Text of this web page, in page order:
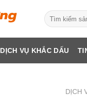
Tìm
kiếm:
DỊCH VỤ KHẮC DẤU
DỊCH